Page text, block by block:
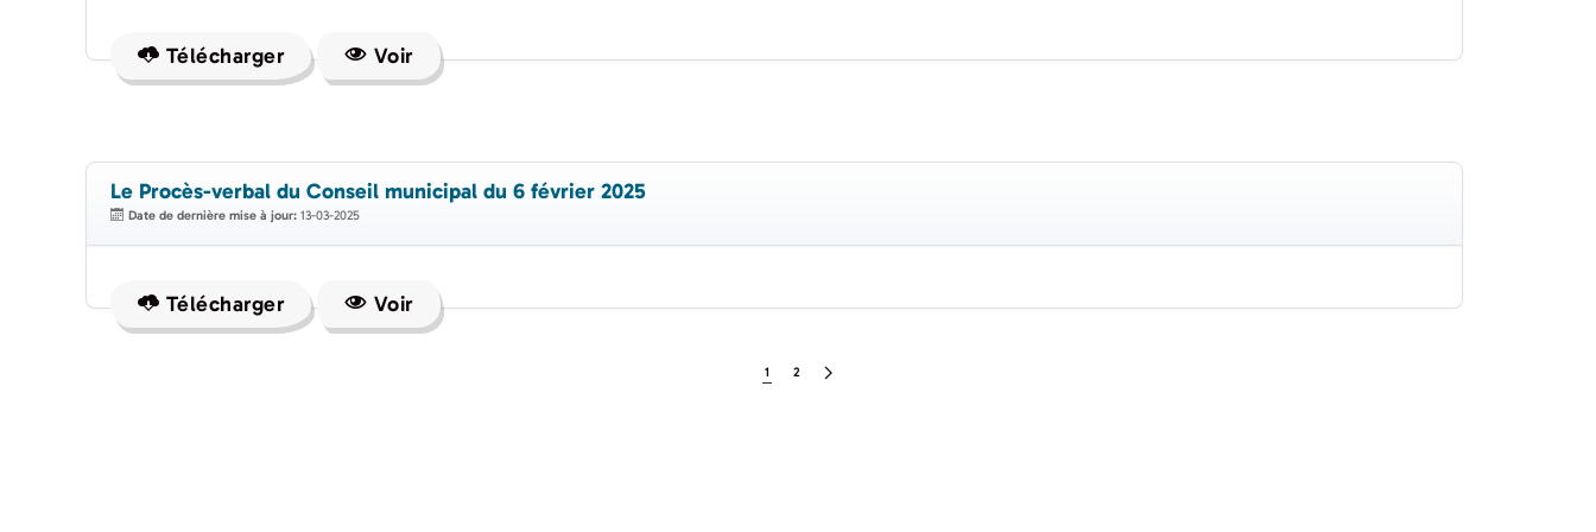
Télécharger Voir
Le Procès-verbal du Conseil municipal du 6 février 2025
Date de dernière mise à jour: 13-03-2025
Télécharger Voir
1 2